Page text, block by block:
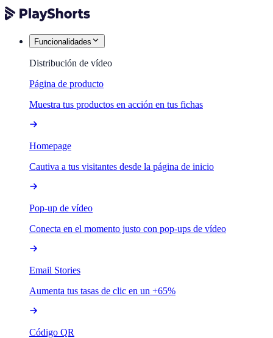
Funcionalidades
Distribución de vídeo
Página de producto
Muestra tus productos en acción en tus fichas
Homepage
Cautiva a tus visitantes desde la página de inicio
Pop-up de vídeo
Conecta en el momento justo con pop-ups de vídeo
Email Stories
Aumenta tus tasas de clic en un +65%
Código QR